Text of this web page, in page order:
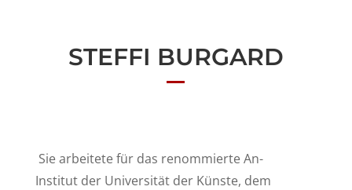
STEFFI BURGARD
Sie arbeitete für das renommierte An-
Institut der Universität der Künste, dem